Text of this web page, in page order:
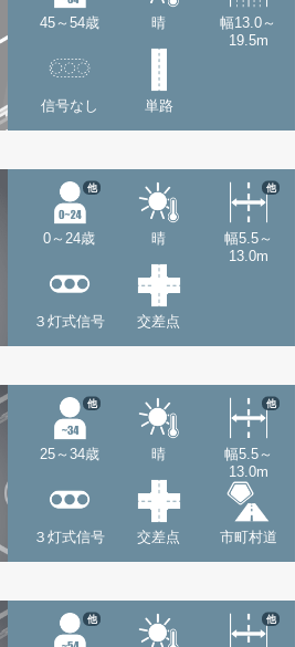
45～54歳 晴
幅13.0～
19.5m
信号なし 単路
0～24歳
他
晴
幅5.5～
13.0m
他
３灯式信号 交差点
25～34歳
他
晴
幅5.5～
13.0m
他
３灯式信号 交差点 市町村道
他 他